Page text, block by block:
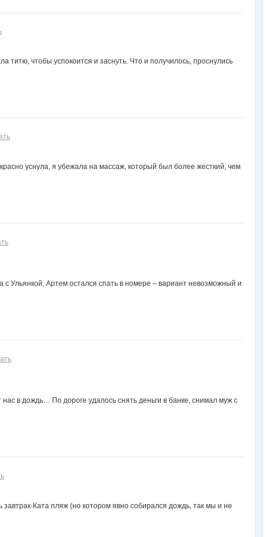
титю, чтобы успокоится и заснуть. Что и получилось, проснулись
уснула, я убежала на массаж, который был более жесткий, чем
Ульянкой, Артем остался спать в номере – вариант невозможный и
в дождь… По дороге удалось снять деньги в банке, снимал муж с
Ката пляж (но котором явно собирался дождь, так мы и не